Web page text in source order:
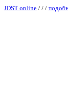
JDST online / / /